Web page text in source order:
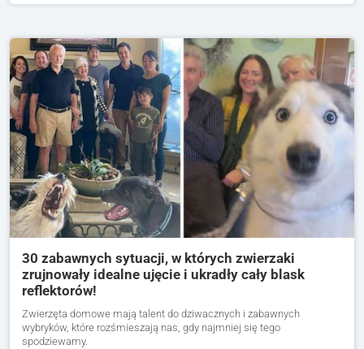
30 zabawnych sytuacji, w których zwierzaki
zrujnowały idealne ujęcie i ukradły cały blask
reflektorów!
Zwierzęta domowe mają talent do dziwacznych i zabawnych
wybryków, które rozśmieszają nas, gdy najmniej się tego
spodziewamy.